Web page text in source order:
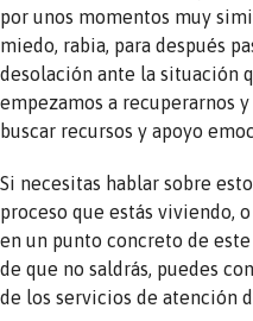
por unos momentos muy
miedo, rabia, para después
desolación ante la situación
empezamos a recuperarnos
buscar recursos y apoyo
Si necesitas hablar sobre
proceso que estás viviendo,
en un punto concreto de
de que no saldrás, puedes
de los servicios de atención